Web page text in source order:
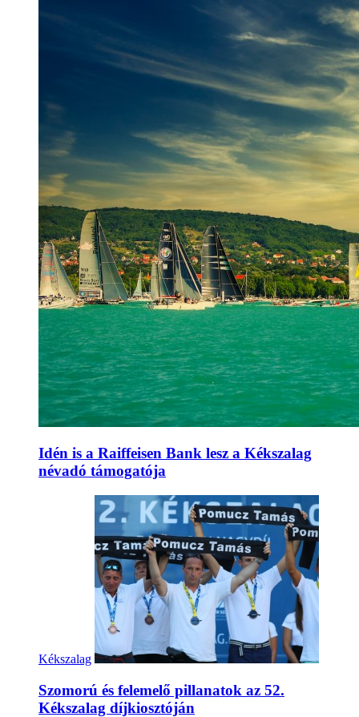
Idén is a Raiffeisen Bank lesz a Kékszalag
névadó támogatója
Kékszalag
Szomorú és felemelő pillanatok az 52.
Kékszalag díjkiosztóján